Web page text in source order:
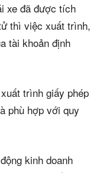
xe đã được tích
thì việc xuất trình,
tài khoản định
trình giấy phép
phù hợp với quy
kinh doanh